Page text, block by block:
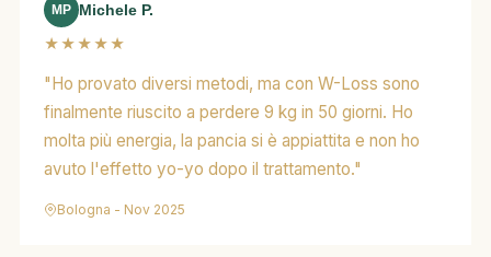
MP Michele P.
★★★★★
"Ho provato diversi metodi, ma con W-Loss sono
finalmente riuscito a perdere 9 kg in 50 giorni. Ho
molta più energia, la pancia si è appiattita e non ho
avuto l'effetto yo-yo dopo il trattamento."
Bologna - Nov 2025